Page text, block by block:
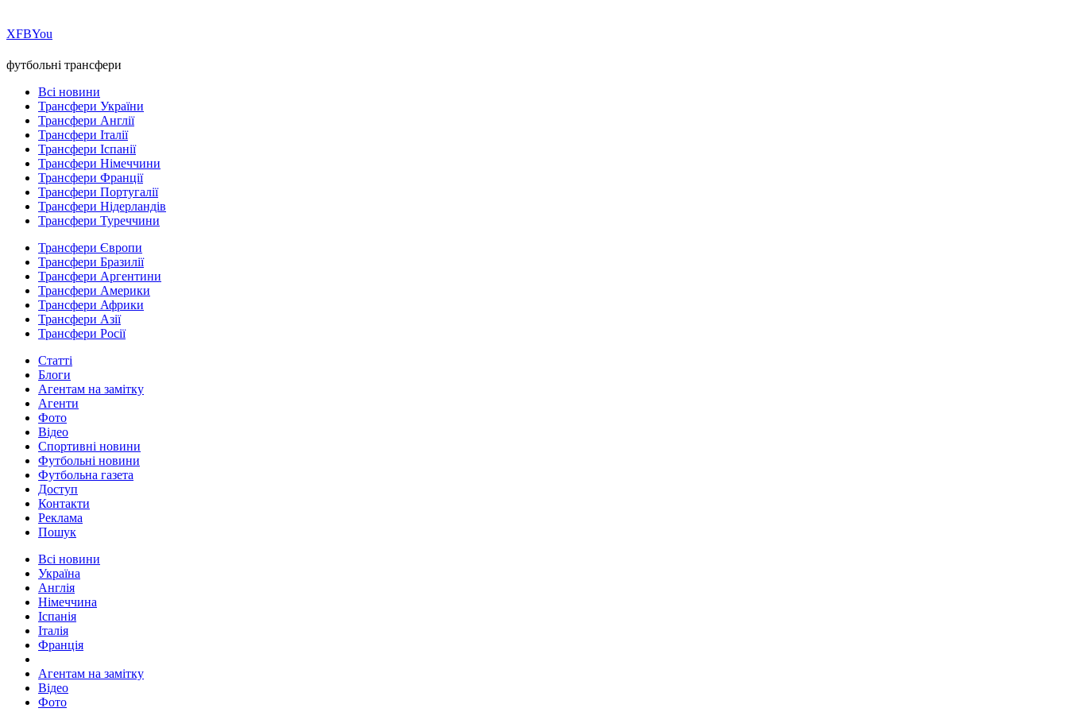
ХFBYou
футбольні трансфери
Всі новини
Трансфери України
Трансфери Англії
Трансфери Італії
Трансфери Іспанії
Трансфери Німеччини
Трансфери Франції
Трансфери Португалії
Трансфери Нідерландів
Трансфери Туреччини
Трансфери Європи
Трансфери Бразилії
Трансфери Аргентини
Трансфери Америки
Трансфери Африки
Трансфери Азії
Трансфери Росії
Статті
Блоги
Агентам на замітку
Агенти
Фото
Відео
Спортивні новини
Футбольні новини
Футбольна газета
Доступ
Контакти
Реклама
Пошук
Всі новини
Україна
Англія
Німеччина
Іспанія
Італія
Франція
Агентам на замітку
Відео
Фото